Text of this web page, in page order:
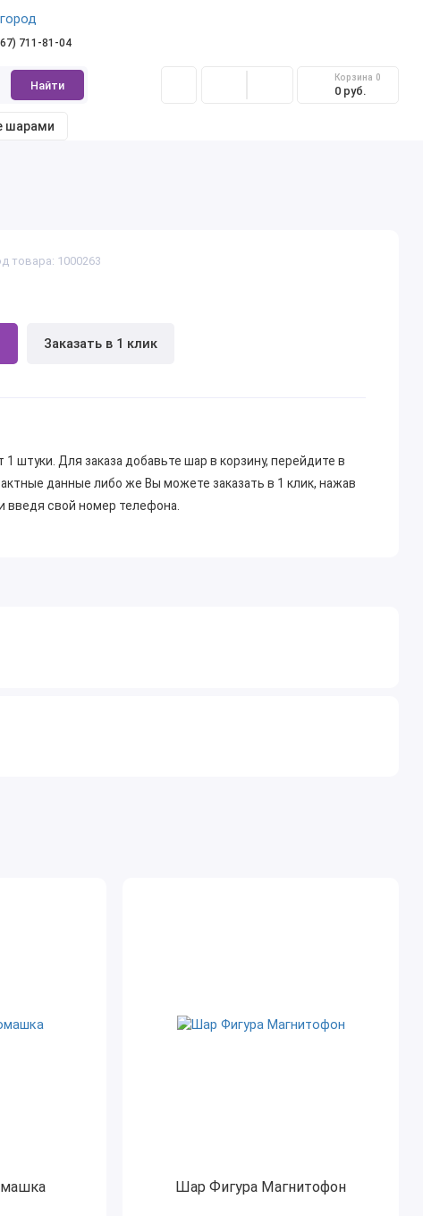
711-81-04
Найти
Корзина 0
0 руб.
шарами
товара: 1000263
Заказать в 1 клик
1 штуки. Для заказа добавьте шар в корзину, перейдите в
данные либо же Вы можете заказать в 1 клик, нажав
введя свой номер телефона.
Шар Фигура Магнитофон